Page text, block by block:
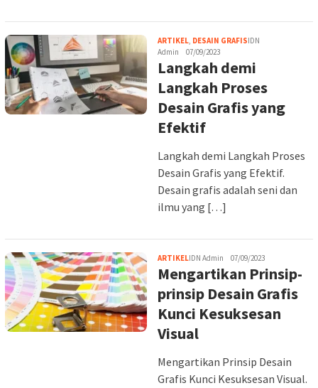
ARTIKEL, DESAIN GRAFISIDN
Admin
07/09/2023
Langkah demi
Langkah Proses
Desain Grafis yang
Efektif
Langkah demi Langkah Proses
Desain Grafis yang Efektif.
Desain grafis adalah seni dan
ilmu yang […]
ARTIKELIDN Admin 07/09/2023
Mengartikan Prinsip-
prinsip Desain Grafis
Kunci Kesuksesan
Visual
Mengartikan Prinsip Desain
Grafis Kunci Kesuksesan Visual.